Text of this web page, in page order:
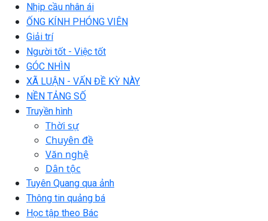
Nhịp cầu nhân ái
ỐNG KÍNH PHÓNG VIÊN
Giải trí
Người tốt - Việc tốt
GÓC NHÌN
XÃ LUẬN - VẤN ĐỀ KỲ NÀY
NỀN TẢNG SỐ
Truyền hình
Thời sự
Chuyên đề
Văn nghệ
Dân tộc
Tuyên Quang qua ảnh
Thông tin quảng bá
Học tập theo Bác